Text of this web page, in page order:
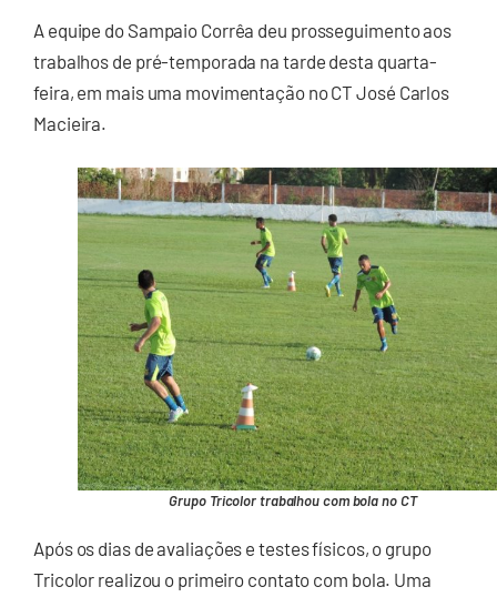
A equipe do Sampaio Corrêa deu prosseguimento aos
trabalhos de pré-temporada na tarde desta quarta-
feira, em mais uma movimentação no CT José Carlos
Macieira.
Grupo Tricolor trabalhou com bola no CT
Após os dias de avaliações e testes físicos, o grupo
Tricolor realizou o primeiro contato com bola. Uma